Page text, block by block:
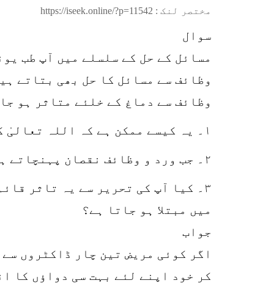
مختصر لنک : https://iseek.online/?p=11542
سوال
مسائل کے حل کے سلسلے میں آپ طب
وظائف سے مسائل کا حل بھی بتاتے
وظائف سے دماغ کے خلئے متاثر ہو
۱۔ یہ کیسے ممکن ہے کہ اللہ تعالیٰ کا کلام پڑھ کر انسان بیمار ہو جائے؟
۲۔ جب ورد و وظائف نقصان پہنچاتے ہیں تو آپ خود ورد و وظائف کیوں بتاتے ہیں؟
۳۔ کیا آپ کی تحریر سے یہ تاثر
میں مبتلا ہو جاتا ہے؟
جواب
اگر کوئی مریض تین چار ڈاکٹروں
کر خود اپنے لئے بہت سی دواؤں کا